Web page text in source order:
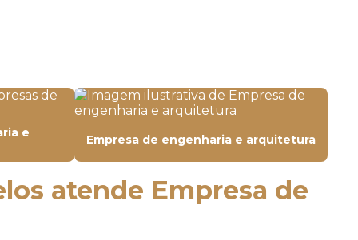
Construtora de lojas
Construtora de obra civil
e
Empresa de engenharia e arquitetura
atende Empresa de